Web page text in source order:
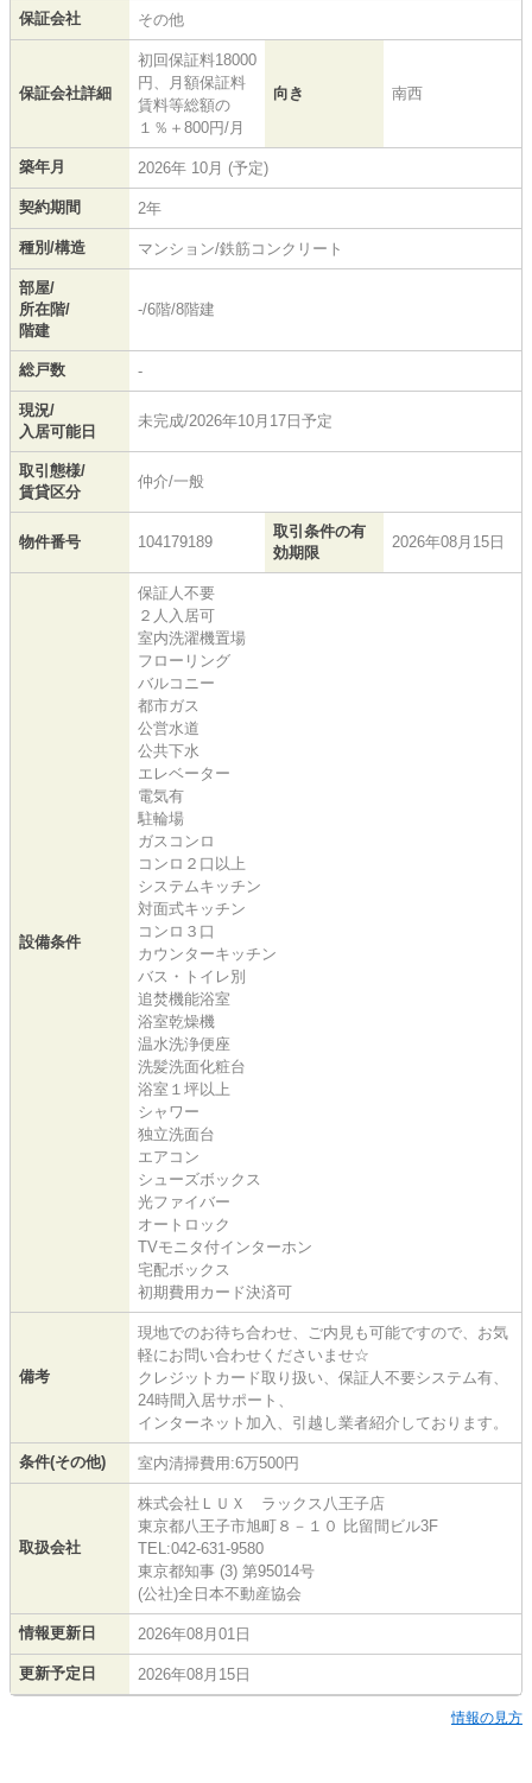
保証会社 その他
保証会社詳細
初回保証料18000
円、月額保証料
賃料等総額の
１％＋800円/月
向き 南西
築年月 2026年 10月 (予定)
契約期間 2年
種別/構造 マンション/鉄筋コンクリート
部屋/
所在階/
階建
-/6階/8階建
総戸数 -
現況/
入居可能日
未完成/2026年10月17日予定
取引態様/
賃貸区分
仲介/一般
物件番号 104179189
取引条件の有
効期限
2026年08月15日
設備条件
保証人不要
２人入居可
室内洗濯機置場
フローリング
バルコニー
都市ガス
公営水道
公共下水
エレベーター
電気有
駐輪場
ガスコンロ
コンロ２口以上
システムキッチン
対面式キッチン
コンロ３口
カウンターキッチン
バス・トイレ別
追焚機能浴室
浴室乾燥機
温水洗浄便座
洗髪洗面化粧台
浴室１坪以上
シャワー
独立洗面台
エアコン
シューズボックス
光ファイバー
オートロック
TVモニタ付インターホン
宅配ボックス
初期費用カード決済可
備考
現地でのお待ち合わせ、ご内見も可能ですので、お気
軽にお問い合わせくださいませ☆
クレジットカード取り扱い、保証人不要システム有、
24時間入居サポート、
インターネット加入、引越し業者紹介しております。
条件(その他) 室内清掃費用:6万500円
取扱会社
株式会社ＬＵＸ ラックス八王子店
東京都八王子市旭町８－１０ 比留間ビル3F
TEL:042-631-9580
東京都知事 (3) 第95014号
(公社)全日本不動産協会
情報更新日 2026年08月01日
更新予定日 2026年08月15日
情報の見方